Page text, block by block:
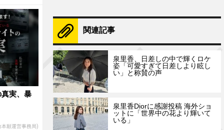
実、暴
本願運営事務局)
関連記事
泉里香、日差しの中で輝くロケ
姿「可愛すぎて日差しより眩し
い」と称賛の声
泉里香Diorに感謝投稿 海外ショ
ットに「世界中の花より輝いて
いる」